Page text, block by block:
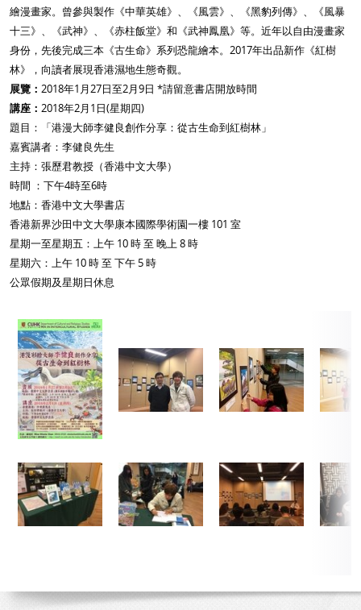
繪漫畫家。曾參與製作《中華英雄》、《風雲》、《黑豹列傳》、《風暴
十三》、《武神》、《赤柱飯堂》和《武神鳳凰》等。近年以自由漫畫家
身份，先後完成三本《古生命》系列恐龍繪本。2017年出品新作《紅樹
林》，向讀者展現香港濕地生態奇觀。
展覽： 2018年1月27日至2月9日 *請留意書店開放時間
講座： 2018年2月1日(星期四)
題目：「港漫大師李健良創作分享：從古生命到紅樹林」
嘉賓講者：李健良先生
主持：張歷君教授（香港中文大學）
時間 ：下午4時至6時
地點：香港中文大學書店
香港新界沙田中文大學康本國際學術園一樓 101 室
星期一至星期五：上午 10 時 至 晚上 8 時
星期六：上午 10 時 至 下午 5 時
公眾假期及星期日休息